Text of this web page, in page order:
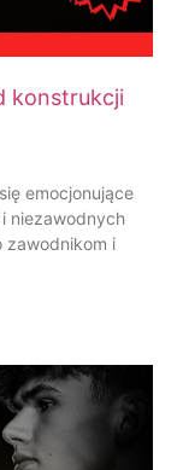
konstrukcji
emocjonujące
niezawodnych
zawodnikom i